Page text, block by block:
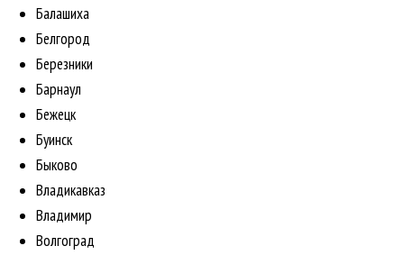
Балашиха
Белгород
Березники
Барнаул
Бежецк
Буинск
Быково
Владикавказ
Владимир
Волгоград